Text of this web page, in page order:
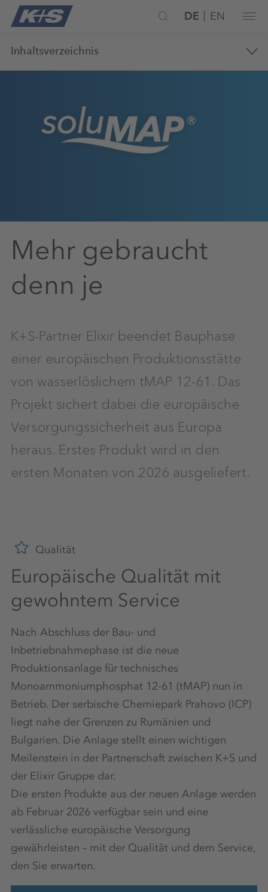
DE EN
Mehr gebraucht
denn je
Inhaltsverzeichnis
K+S-Partner Elixir beendet Bauphase
einer europäischen Produktionsstätte
von wasserlöslichem tMAP 12-61. Das
Projekt sichert dabei die europäische
Versorgungssicherheit aus Europa
heraus. Erstes Produkt wird in den
ersten Monaten von 2026 ausgeliefert.
Qualität
Europäische Qualität mit
gewohntem Service
Nach Abschluss der Bau- und
Inbetriebnahmephase ist die neue
Produktionsanlage für technisches
Monoammoniumphosphat 12-61 (tMAP) nun in
Betrieb. Der serbische Chemiepark Prahovo (ICP)
liegt nahe der Grenzen zu Rumänien und
Bulgarien. Die Anlage stellt einen wichtigen
Meilenstein in der Partnerschaft zwischen K+S und
der Elixir Gruppe dar.
Die ersten Produkte aus der neuen Anlage werden
ab Februar 2026 verfügbar sein und eine
verlässliche europäische Versorgung
gewährleisten – mit der Qualität und dem Service,
den Sie erwarten.